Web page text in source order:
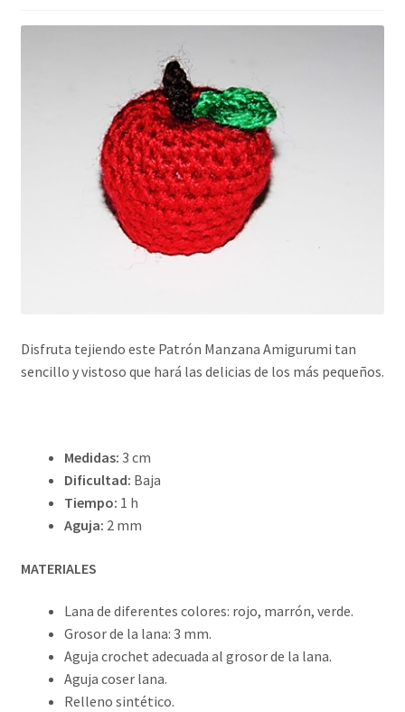
Disfruta tejiendo este Patrón Manzana Amigurumi tan
sencillo y vistoso que hará las delicias de los más pequeños.
Medidas: 3 cm
Dificultad: Baja
Tiempo: 1 h
Aguja: 2 mm
MATERIALES
Lana de diferentes colores: rojo, marrón, verde.
Grosor de la lana: 3 mm.
Aguja crochet adecuada al grosor de la lana.
Aguja coser lana.
Relleno sintético.